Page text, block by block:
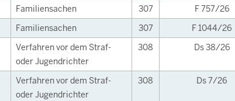
Familiensachen 307 F 757/26
Familiensachen 307 F 1044/26
Verfahren vor dem Straf-
oder Jugendrichter
308 Ds 38/26
Verfahren vor dem Straf-
oder Jugendrichter
308 Ds 7/26